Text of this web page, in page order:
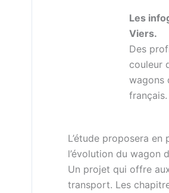
Les
Viers.
Des
couleur
wagons
français.
L’étude proposera
l’évolution du wagon
Un projet qui offre
transport. Les